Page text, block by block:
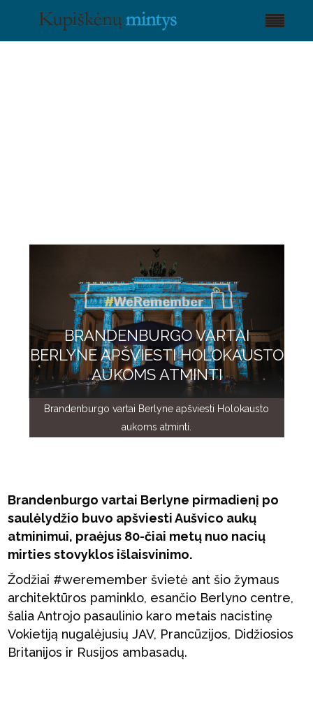
BRANDENBURGO VARTAI
BERLYNE APŠVIESTI HOLOKAUSTO
AUKOMS ATMINTI
Brandenburgo vartai Berlyne apšviesti Holokausto
aukoms atminti.
Brandenburgo vartai Berlyne pirmadienį po
saulėlydžio buvo apšviesti Aušvico aukų
atminimui, praėjus 80-čiai metų nuo nacių
mirties stovyklos išlaisvinimo.
Žodžiai #weremember švietė ant šio žymaus
architektūros paminklo, esančio Berlyno centre,
šalia Antrojo pasaulinio karo metais nacistinę
Vokietiją nugalėjusių JAV, Prancūzijos, Didžiosios
Britanijos ir Rusijos ambasadų.